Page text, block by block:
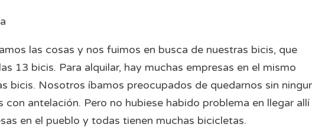
las cosas y nos fuimos en busca de nuestras bicis, que
13 bicis. Para alquilar, hay muchas empresas en el mismo
bicis. Nosotros íbamos preocupados de quedarnos sin
antelación. Pero no hubiese habido problema en llegar allí
en el pueblo y todas tienen muchas bicicletas.